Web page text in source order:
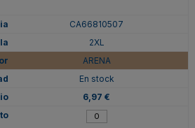
CA66810507
2XL
ARENA
En stock
6,97 €